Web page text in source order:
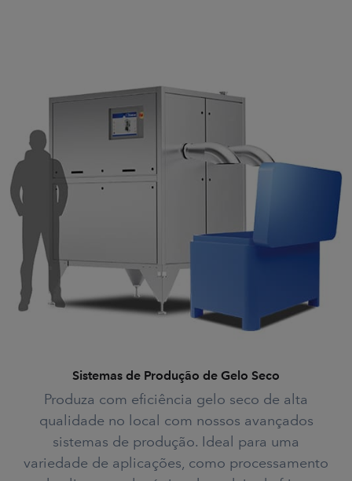
Sistemas de Produção de Gelo Seco
Produza com eficiência gelo seco de alta
qualidade no local com nossos avançados
sistemas de produção. Ideal para uma
variedade de aplicações, como processamento